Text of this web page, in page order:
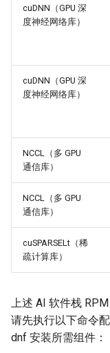
cuDNN（GPU 深
度神经网络库）
cuDNN（GPU 深
度神经网络库）
NCCL（多 GPU
通信库）
NCCL（多 GPU
通信库）
cuSPARSELt（稀
疏计算库）
上述 AI 软件栈
请先执行以下命令
dnf 安装所需组件：